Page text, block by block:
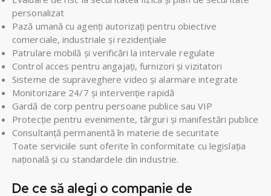
personalizat
Pază umană cu agenți autorizați pentru obiective
comerciale, industriale și rezidențiale
Patrulare mobilă și verificări la intervale regulate
Control acces pentru angajați, furnizori și vizitatori
Sisteme de supraveghere video și alarmare integrate
Monitorizare 24/7 și intervenție rapidă
Gardă de corp pentru persoane publice sau VIP
Protecție pentru evenimente, târguri și manifestări publice
Consultanță permanentă în materie de securitate
Toate serviciile sunt oferite în conformitate cu legislația
națională și cu standardele din industrie.
De ce să alegi o companie de